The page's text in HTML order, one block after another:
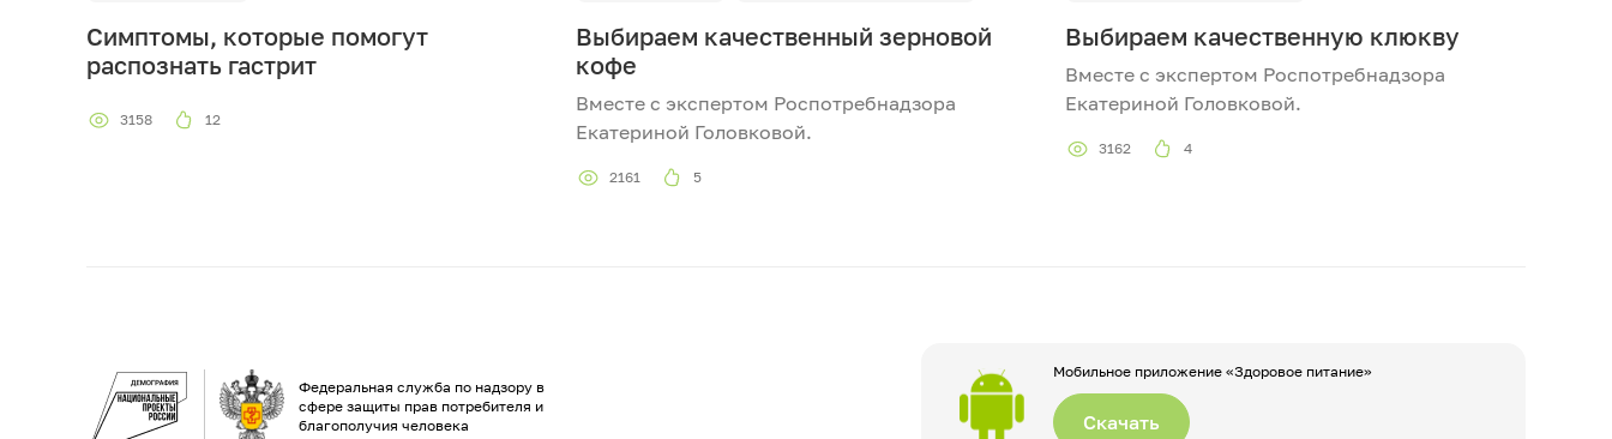
Симптомы, которые помогут
распознать гастрит
3158 12
Выбираем качественный зерновой
кофе
Вместе с экспертом Роспотребнадзора
Екатериной Головковой.
2161 5
Выбираем качественную клюкву
Вместе с экспертом Роспотребнадзора
Екатериной Головковой.
3162 4
Федеральная служба по надзору в
сфере защиты прав потребителя и
благополучия человека
Мобильное приложение «Здоровое питание»
Скачать